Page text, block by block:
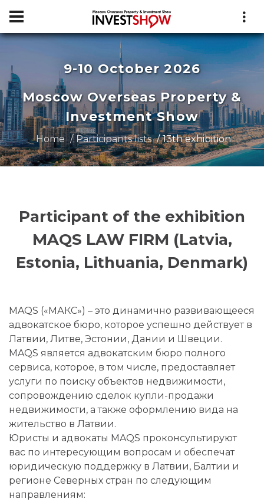
9-10 October 2026
Moscow Overseas Property &
Investment Show
Home Participants lists 13th exhibition
Participant of the exhibition
MAQS LAW FIRM (Latvia,
Estonia, Lithuania, Denmark)
MAQS («МАКС») – это динамично развивающееся
адвокатское бюро, которое успешно действует в
Латвии, Литве, Эстонии, Дании и Швеции.
MAQS является адвокатским бюро полного
сервиса, которое, в том числе, предоставляет
услуги по поиску объектов недвижимости,
сопровождению сделок купли-продажи
недвижимости, а также оформлению вида на
жительство в Латвии.
Юристы и адвокаты MAQS проконсультируют
вас по интересующим вопросам и обеспечат
юридическую поддержку в Латвии, Балтии и
регионе Северных стран по следующим
направлениям: